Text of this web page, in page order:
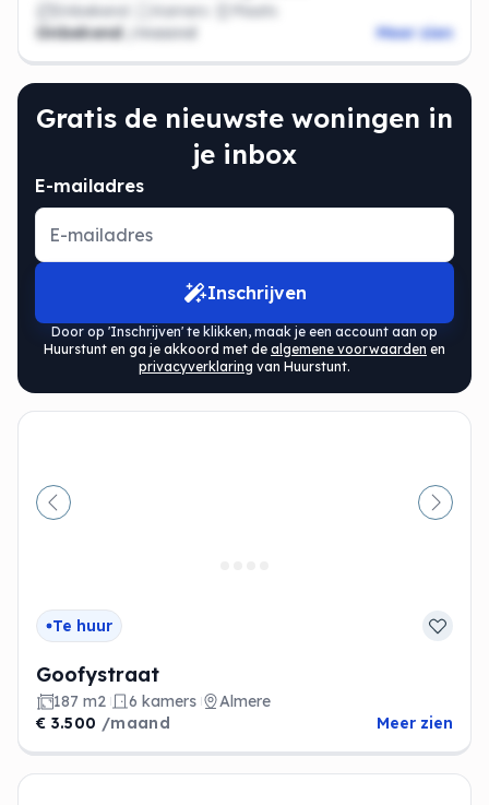
Onbekend Kamers
Plaats
Onbekend
/maand Meer zien
Gratis de nieuwste woningen in
je inbox
E-mailadres
Inschrijven
Door op 'Inschrijven' te klikken, maak je een account aan op
Huurstunt en ga je akkoord met de algemene voorwaarden en
privacyverklaring van Huurstunt.
Vorige
Te huur
Goofystraat
187 m2 6 kamers
Almere
€ 3.500 /maand Meer zien